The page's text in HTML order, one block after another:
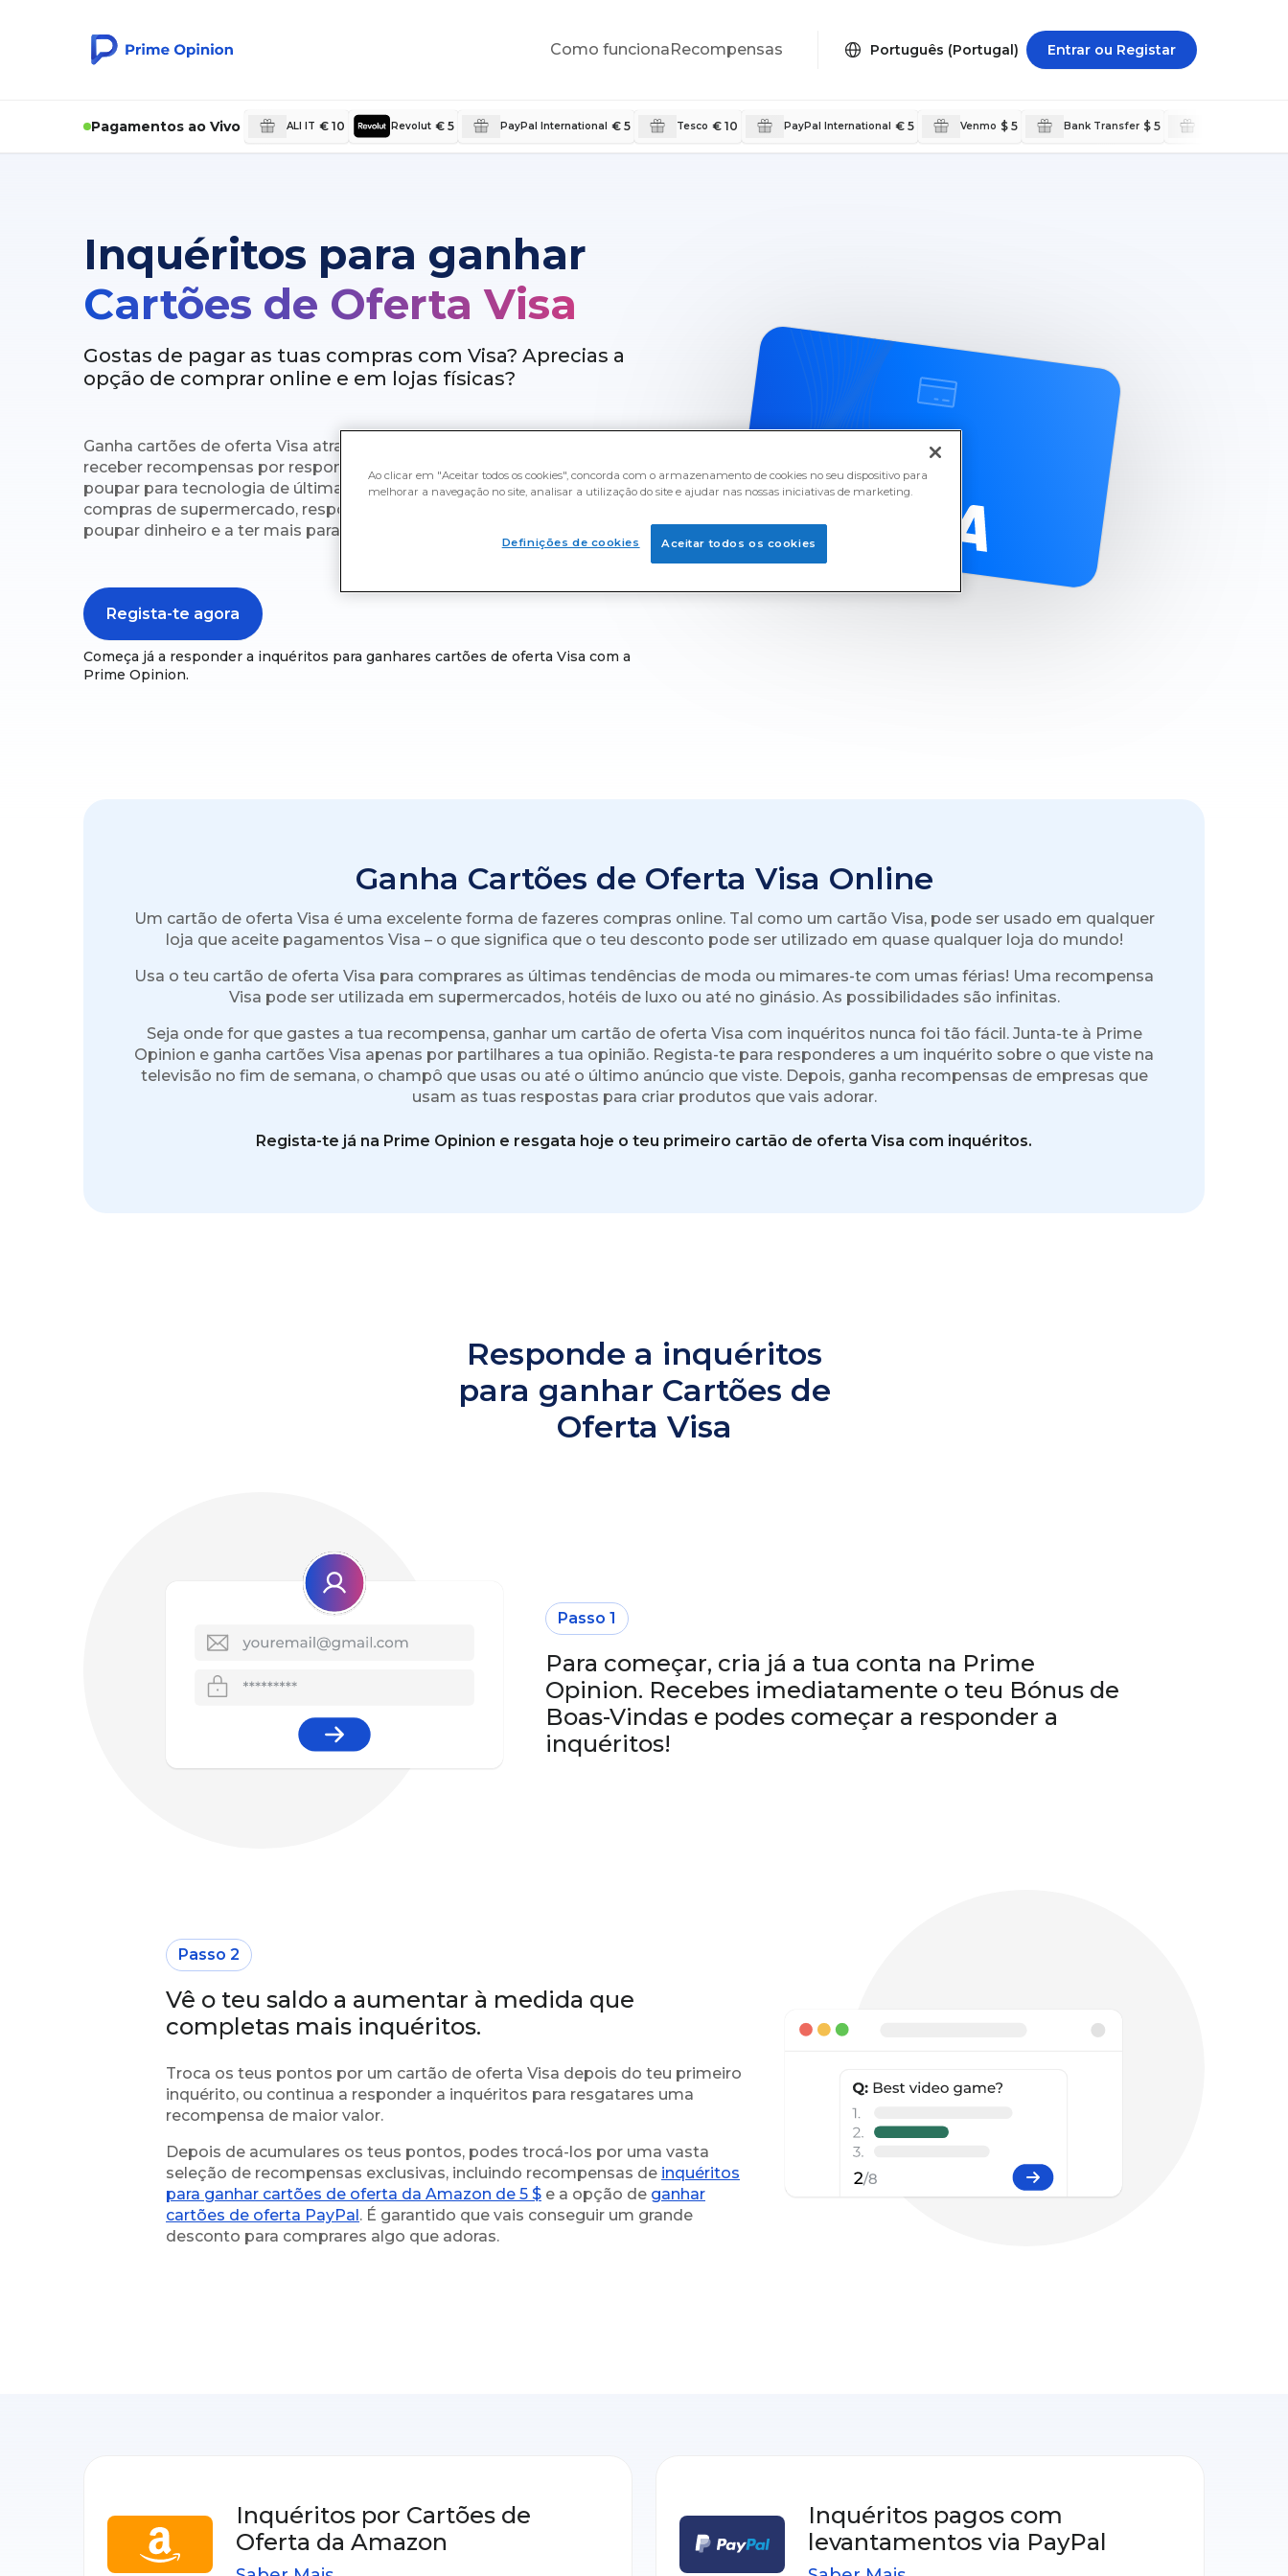
Como funcionaRecompensas Português (Portugal) Entrar ou Registar
Pagamentos ao Vivo ALI IT € 10 Revolut € 5 PayPal International € 5 Tesco € 10 PayPal International € 5 Venmo $ 5 Bank Transfer $ 5
Inquéritos para ganhar
Cartões de Oferta Visa
Gostas de pagar as tuas compras com Visa? Aprecias a
opção de comprar online e em lojas físicas?
Ganha cartões de oferta Visa através da Prime Opinion e começa a
receber recompensas por responderes a inquéritos. Quer estejas a
poupar para tecnologia de última geração ou uses o Visa para as tuas
compras de supermercado, responder a um inquérito pode ajudar-te a
poupar dinheiro e a ter mais para gastar.
Regista-te agora
Começa já a responder a inquéritos para ganhares cartões de oferta Visa com a
Prime Opinion.
Ganha Cartões de Oferta Visa Online
Um cartão de oferta Visa é uma excelente forma de fazeres compras online. Tal como um cartão Visa, pode ser usado em qualquer
loja que aceite pagamentos Visa – o que significa que o teu desconto pode ser utilizado em quase qualquer loja do mundo!
Usa o teu cartão de oferta Visa para comprares as últimas tendências de moda ou mimares-te com umas férias! Uma recompensa
Visa pode ser utilizada em supermercados, hotéis de luxo ou até no ginásio. As possibilidades são infinitas.
Seja onde for que gastes a tua recompensa, ganhar um cartão de oferta Visa com inquéritos nunca foi tão fácil. Junta-te à Prime
Opinion e ganha cartões Visa apenas por partilhares a tua opinião. Regista-te para responderes a um inquérito sobre o que viste na
televisão no fim de semana, o champô que usas ou até o último anúncio que viste. Depois, ganha recompensas de empresas que
usam as tuas respostas para criar produtos que vais adorar.
Regista-te já na Prime Opinion e resgata hoje o teu primeiro cartão de oferta Visa com inquéritos.
Responde a inquéritos
para ganhar Cartões de
Oferta Visa
Passo 1
Para começar, cria já a tua conta na Prime
Opinion. Recebes imediatamente o teu Bónus de
Boas-Vindas e podes começar a responder a
inquéritos!
Passo 2
Vê o teu saldo a aumentar à medida que
completas mais inquéritos.
Troca os teus pontos por um cartão de oferta Visa depois do teu primeiro
inquérito, ou continua a responder a inquéritos para resgatares uma
recompensa de maior valor.
Depois de acumulares os teus pontos, podes trocá-los por uma vasta
seleção de recompensas exclusivas, incluindo recompensas de inquéritos
para ganhar cartões de oferta da Amazon de 5 $ e a opção de ganhar
cartões de oferta PayPal . É garantido que vais conseguir um grande
desconto para comprares algo que adoras.
Inquéritos por Cartões de
Oferta da Amazon
Inquéritos pagos com
levantamentos via PayPal
Ao clicar em "Aceitar todos os cookies", concorda com o armazenamento de cookies no seu dispositivo para
melhorar a navegação no site, analisar a utilização do site e ajudar nas nossas iniciativas de marketing.
Aceitar todos os cookies
Definições de cookies